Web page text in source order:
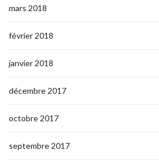
mars 2018
février 2018
janvier 2018
décembre 2017
octobre 2017
septembre 2017